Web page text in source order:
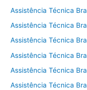
Assistência Técnica
Assistência Técnica
Assistência Técnica
Assistência Técnica
Assistência Técnica
Assistência Técnica